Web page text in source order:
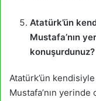
Atatürk’ün
Mustafa’nın
konuşurdunuz?
Atatürk’ün
Mustafa’nın